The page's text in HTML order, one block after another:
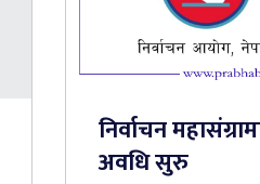
निर्वाचन
अवधि सुरु